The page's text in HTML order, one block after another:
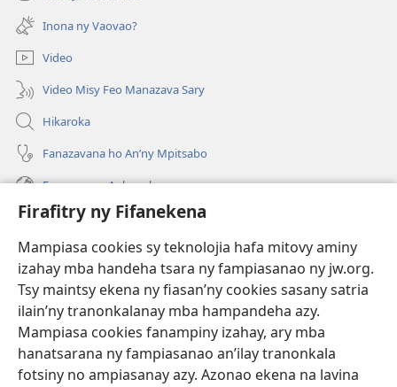
Firafitry ny Fifanekena
Mampiasa cookies sy teknolojia hafa mitovy aminy
izahay mba handeha tsara ny fampiasanao ny jw.org.
Tsy maintsy ekena ny fiasan’ny cookies sasany satria
ilain’ny tranonkalanay mba hampandeha azy.
Mampiasa cookies fanampiny izahay, ary mba
hanatsarana ny fampiasanao an’ilay tranonkala
fotsiny no ampiasanay azy. Azonao ekena na lavina
rohy) Inona ny Vaovao?
Video
Video Misy Feo Manazava Sary
Hikaroka
Fanazavana ho An’ny Mpitsabo
Fanazavana Ankapobeny
Fanampiana
Fanomezana
(manokatra
rohy)
FITEHIRIZAM-BOKIN’NY Vavolombelon’i Jehovah
(manokatra
rohy)
JW Hub
(manokatra
rohy)